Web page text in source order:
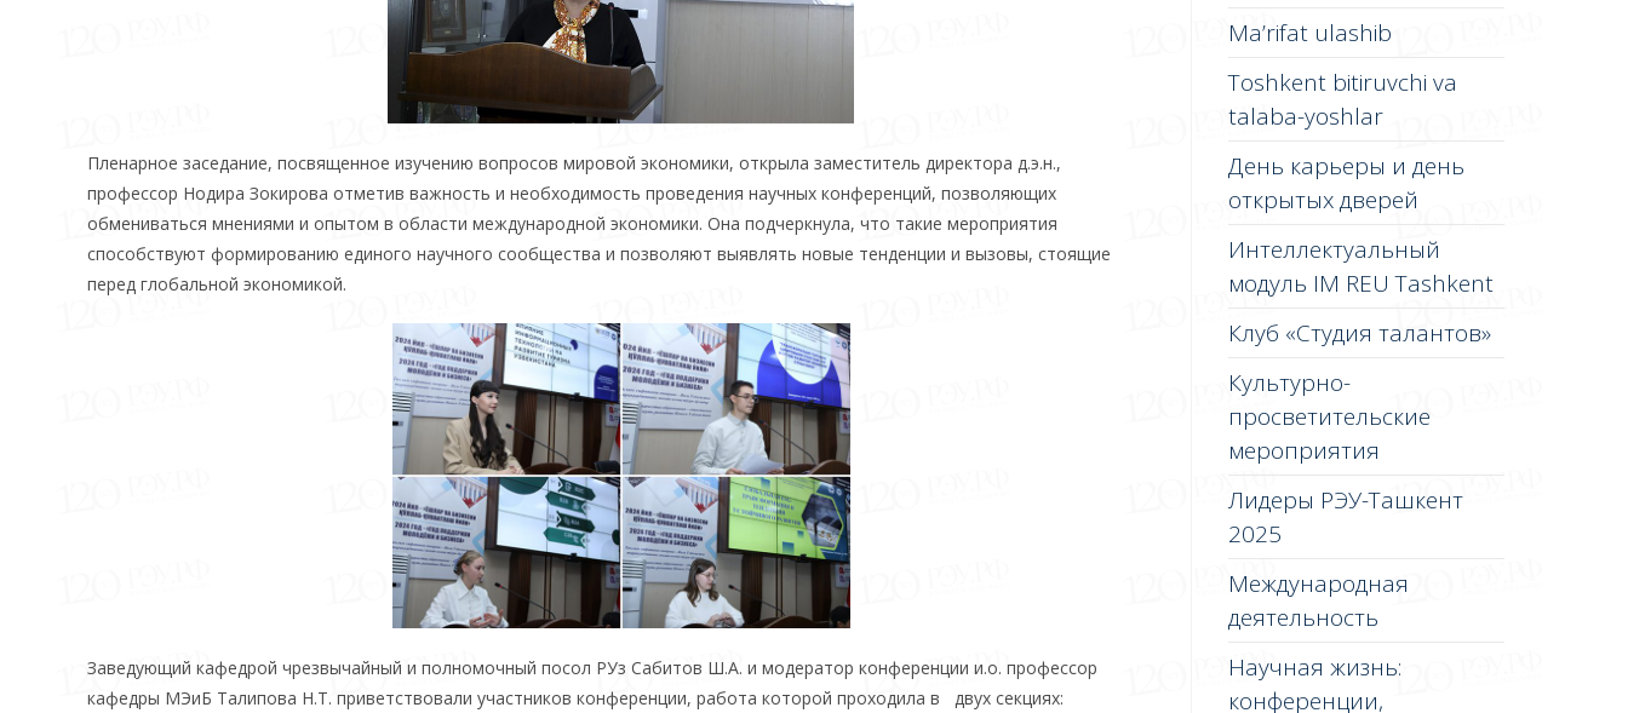
Пленарное заседание, посвященное изучению вопросов мировой экономики, открыла заместитель директора д.э.н.,
профессор Нодира Зокирова отметив важность и необходимость проведения научных конференций, позволяющих
обмениваться мнениями и опытом в области международной экономики. Она подчеркнула, что такие мероприятия
способствуют формированию единого научного сообщества и позволяют выявлять новые тенденции и вызовы, стоящие
перед глобальной экономикой.
Заведующий кафедрой чрезвычайный и полномочный посол РУз Сабитов Ш.А. и модератор конференции и.о. профессор
кафедры МЭиБ Талипова Н.Т. приветствовали участников конференции, работа которой проходила в двух секциях:
Ma’rifat ulashib
Toshkent bitiruvchi va
talaba-yoshlar
День карьеры и день
открытых дверей
Интеллектуальный
модуль IM REU Tashkent
Клуб «Студия талантов»
Культурно-
просветительские
мероприятия
Лидеры РЭУ-Ташкент
2025
Международная
деятельность
Научная жизнь:
конференции,